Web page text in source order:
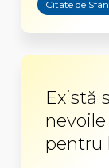
Citate de
Există
pentru